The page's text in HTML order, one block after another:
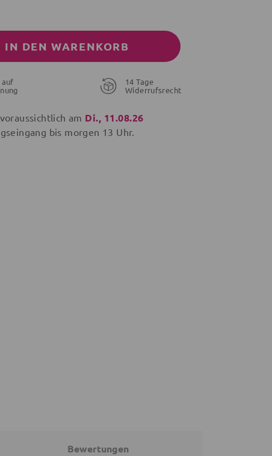
IN DEN WARENKORB
auf
14 Tage
Widerrufsrecht
am Di., 11.08.26
bis morgen 13 Uhr.
Bewertungen